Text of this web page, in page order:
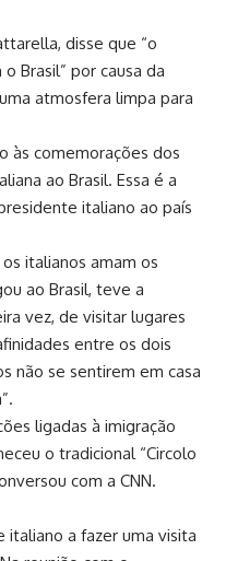
disse que “o
Brasil” por causa da
atmosfera limpa para
às comemorações dos
ao Brasil. Essa é a
italiano ao país
italianos amam os
ao Brasil, teve a
vez, de visitar lugares
entre os dois
não se sentirem em casa
ligadas à imigração
o tradicional “Circolo
com a CNN.
a fazer uma visita